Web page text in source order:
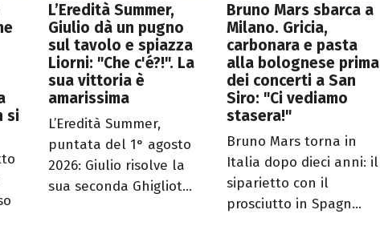
si
L’Eredità Summer,
Giulio dà un pugno
sul tavolo e spiazza
Liorni: "Che c'é?!". La
sua vittoria è
amarissima
L’Eredità Summer,
puntata del 1° agosto
2026: Giulio risolve la
sua seconda Ghigliot...
Bruno Mars sbarca a
Milano. Gricia,
carbonara e pasta
alla bolognese prima
dei concerti a San
Siro: "Ci vediamo
stasera!"
Bruno Mars torna in
Italia dopo dieci anni: il
siparietto con il
prosciutto in Spagn...